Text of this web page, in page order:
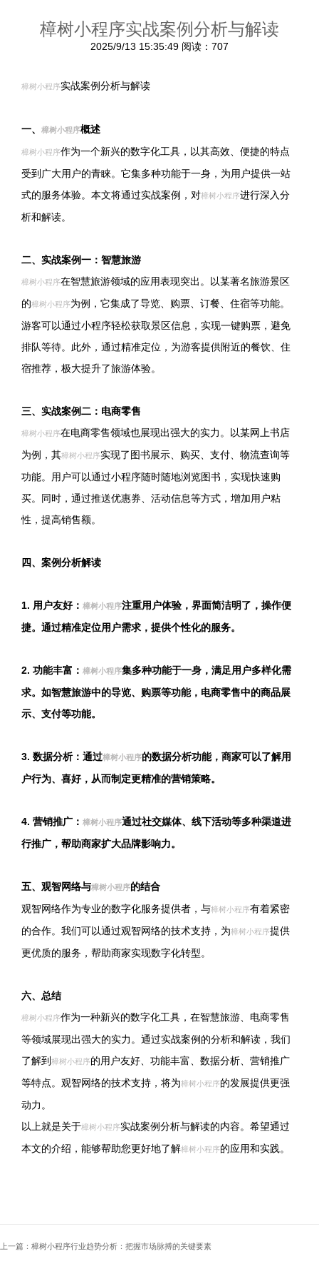
樟树小程序实战案例分析与解读
2025/9/13 15:35:49 阅读：707
樟树小程序实战案例分析与解读
一、 樟树小程序概述
樟树小程序作为一个新兴的数字化工具，以其高效、便捷的特点
受到广大用户的青睐。它集多种功能于一身，为用户提供一站
式的服务体验。本文将通过实战案例，对樟树小程序进行深入分
析和解读。
二、实战案例一：智慧旅游
樟树小程序在智慧旅游领域的应用表现突出。以某著名旅游景区
的樟树小程序为例，它集成了导览、购票、订餐、住宿等功能。
游客可以通过小程序轻松获取景区信息，实现一键购票，避免
排队等待。此外，通过精准定位，为游客提供附近的餐饮、住
宿推荐，极大提升了旅游体验。
三、实战案例二：电商零售
樟树小程序在电商零售领域也展现出强大的实力。以某网上书店
为例，其樟树小程序实现了图书展示、购买、支付、物流查询等
功能。用户可以通过小程序随时随地浏览图书，实现快速购
买。同时，通过推送优惠券、活动信息等方式，增加用户粘
性，提高销售额。
四、案例分析解读
1. 用户友好： 樟树小程序注重用户体验，界面简洁明了，操作便
捷。通过精准定位用户需求，提供个性化的服务。
2. 功能丰富： 樟树小程序集多种功能于一身，满足用户多样化需
求。如智慧旅游中的导览、购票等功能，电商零售中的商品展
示、支付等功能。
3. 数据分析：通过樟树小程序的数据分析功能，商家可以了解用
户行为、喜好，从而制定更精准的营销策略。
4. 营销推广： 樟树小程序通过社交媒体、线下活动等多种渠道进
行推广，帮助商家扩大品牌影响力。
五、观智网络与樟树小程序的结合
观智网络作为专业的数字化服务提供者，与樟树小程序有着紧密
的合作。我们可以通过观智网络的技术支持，为樟树小程序提供
更优质的服务，帮助商家实现数字化转型。
六、总结
樟树小程序作为一种新兴的数字化工具，在智慧旅游、电商零售
等领域展现出强大的实力。通过实战案例的分析和解读，我们
了解到 樟树小程序的用户友好、功能丰富、数据分析、营销推广
等特点。观智网络的技术支持，将为樟树小程序的发展提供更强
动力。
以上就是关于樟树小程序实战案例分析与解读的内容。希望通过
本文的介绍，能够帮助您更好地了解樟树小程序的应用和实践。
上一篇：樟树小程序行业趋势分析：把握市场脉搏的关键要素